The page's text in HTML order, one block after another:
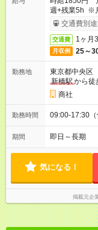
週+残業5h ※
交通費別
交通費 1ヶ月
月収例 25～
勤務地
東京都中央区
新橋駅から徒
商社
勤務時間 09:00-17:30（
期間 即日～長期
気になる！
掲載元企